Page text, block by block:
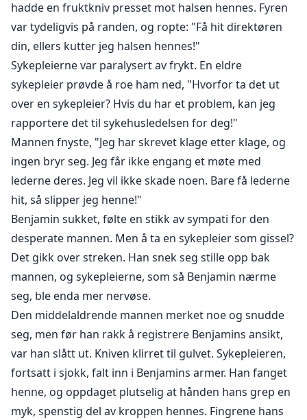
hadde en fruktkniv presset mot halsen hennes. Fyren
var tydeligvis på randen, og ropte: "Få hit direktøren
din, ellers kutter jeg halsen hennes!"
Sykepleierne var paralysert av frykt. En eldre
sykepleier prøvde å roe ham ned, "Hvorfor ta det ut
over en sykepleier? Hvis du har et problem, kan jeg
rapportere det til sykehusledelsen for deg!"
Mannen fnyste, "Jeg har skrevet klage etter klage, og
ingen bryr seg. Jeg får ikke engang et møte med
lederne deres. Jeg vil ikke skade noen. Bare få lederne
hit, så slipper jeg henne!"
Benjamin sukket, følte en stikk av sympati for den
desperate mannen. Men å ta en sykepleier som gissel?
Det gikk over streken. Han snek seg stille opp bak
mannen, og sykepleierne, som så Benjamin nærme
seg, ble enda mer nervøse.
Den middelaldrende mannen merket noe og snudde
seg, men før han rakk å registrere Benjamins ansikt,
var han slått ut. Kniven klirret til gulvet. Sykepleieren,
fortsatt i sjokk, falt inn i Benjamins armer. Han fanget
henne, og oppdaget plutselig at hånden hans grep en
myk, spenstig del av kroppen hennes. Fingrene hans